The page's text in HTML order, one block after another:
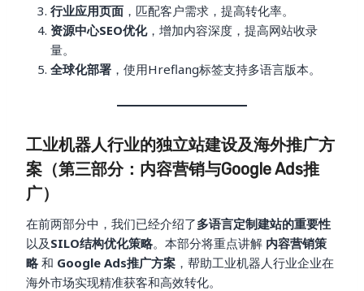
行业应用页面 ，匹配客户需求，提高转化率。
资源中心SEO优化，增加内容深度，提高网站收录
量。
全球化部署 ，使用Hreflang标签支持多语言版本。
工业机器人行业的独立站建设及海外推广方
案（第三部分：内容营销与Google Ads推
广）
在前两部分中，我们已经介绍了多语言定制建站的重要性
以及 SILO结构优化策略。本部分将重点讲解 内容营销策
略 和 Google Ads推广方案 ，帮助工业机器人行业企业在
海外市场实现精准获客和高效转化。